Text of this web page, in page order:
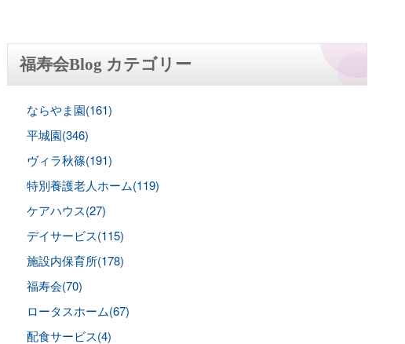
福寿会Blog カテゴリー
ならやま園(161)
平城園(346)
ヴィラ秋篠(191)
特別養護老人ホーム(119)
ケアハウス(27)
デイサービス(115)
施設内保育所(178)
福寿会(70)
ロータスホーム(67)
配食サービス(4)